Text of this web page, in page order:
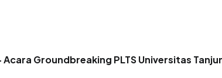
Acara Groundbreaking PLTS Universitas